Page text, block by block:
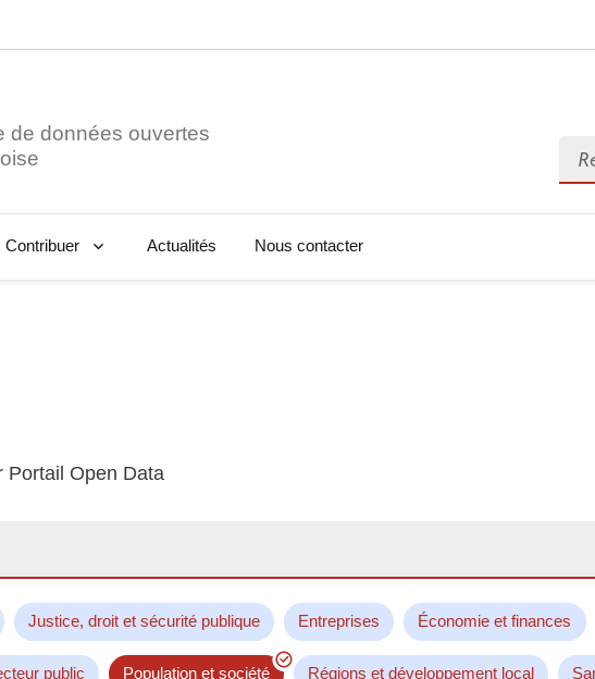
de données ouvertes
Contribuer Actualités Nous contacter
Portail Open Data
Justice, droit et sécurité publique Entreprises Économie et finances
public Population et société Régions et développement local